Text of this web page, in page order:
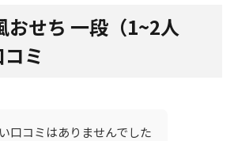
おせち 一段（1~2人
ミ
口コミはありませんでした